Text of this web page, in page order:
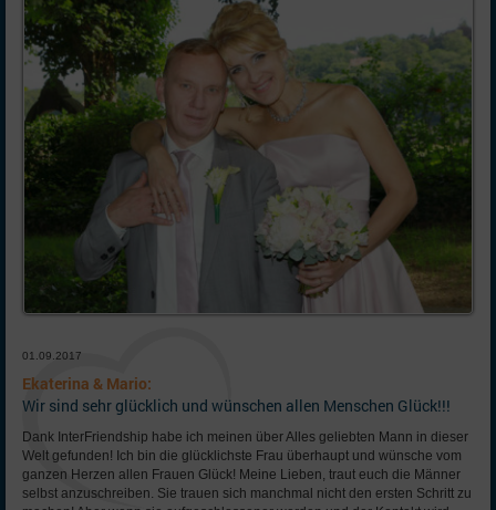
01.09.2017
Ekaterina & Mario:
Wir sind sehr glücklich und wünschen allen Menschen Glück!!!
Dank InterFriendship habe ich meinen über Alles geliebten Mann in dieser
Welt gefunden! Ich bin die glücklichste Frau überhaupt und wünsche vom
ganzen Herzen allen Frauen Glück! Meine Lieben, traut euch die Männer
selbst anzuschreiben. Sie trauen sich manchmal nicht den ersten Schritt zu